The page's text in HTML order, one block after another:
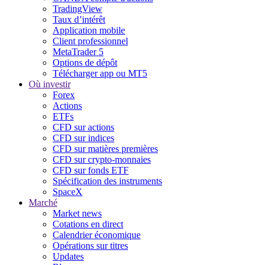
TradingView
Taux d’intérêt
Application mobile
Client professionnel
MetaTrader 5
Options de dépôt
Télécharger app ou MT5
Où investir
Forex
Actions
ETFs
CFD sur actions
CFD sur indices
CFD sur matières premières
CFD sur crypto-monnaies
CFD sur fonds ETF
Spécification des instruments
SpaceX
Marché
Market news
Cotations en direct
Calendrier économique
Opérations sur titres
Updates